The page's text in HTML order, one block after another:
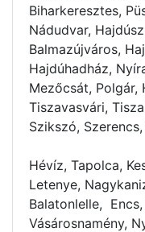
Biharkeresztes,
Nádudvar,
Balmazújváros,
Hajdúhadház,
Mezőcsát, Polgár,
Tiszavasvári,
Szikszó,
Hévíz, Tapolca,
Letenye,
Balatonlelle,
Vásárosnamény,